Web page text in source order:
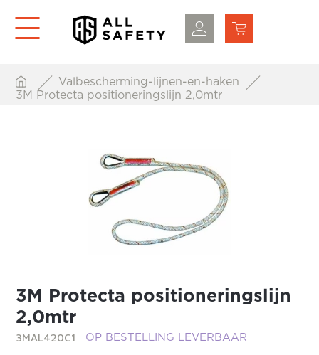
Valbescherming-lijnen-en-haken
3M Protecta positioneringslijn 2,0mtr
3M Protecta positioneringslijn
2,0mtr
3MAL420C1 OP BESTELLING LEVERBAAR